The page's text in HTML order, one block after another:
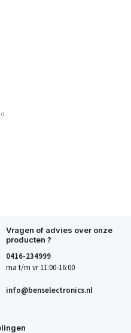
Vragen of advies over onze
producten ?
0416-234999
ma t/m vr 11:00-16:00
info@benselectronics.nl